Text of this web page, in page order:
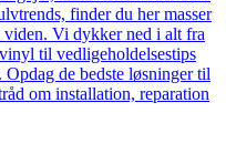
finder du her masser
Vi dykker ned i alt fra
til vedligeholdelsestips
de bedste løsninger til
om installation, reparation